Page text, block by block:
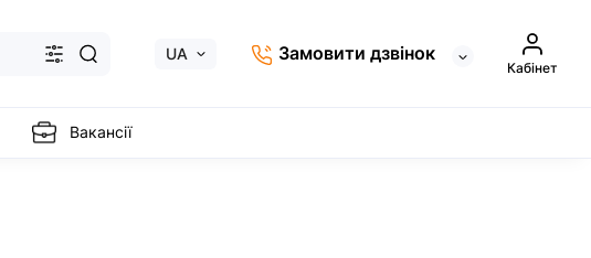
UA Замовити дзвінок
Кабінет
Вакансії